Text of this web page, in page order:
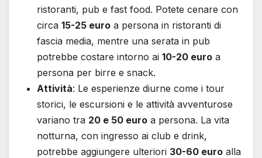
ristoranti, pub e fast food. Potete cenare con
circa 15-25 euro a persona in ristoranti di
fascia media, mentre una serata in pub
potrebbe costare intorno ai 10-20 euro a
persona per birre e snack.
Attività: Le esperienze diurne come i tour
storici, le escursioni e le attività avventurose
variano tra 20 e 50 euro a persona. La vita
notturna, con ingresso ai club e drink,
potrebbe aggiungere ulteriori 30-60 euro alla